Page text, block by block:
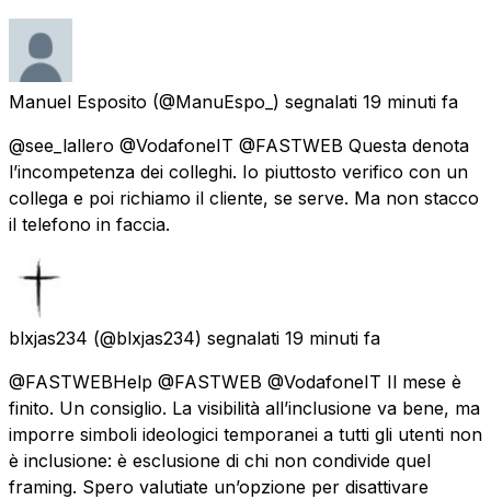
Manuel Esposito (@ManuEspo_) segnalati 19 minuti fa
@see_lallero @VodafoneIT @FASTWEB Questa denota
l’incompetenza dei colleghi. Io piuttosto verifico con un
collega e poi richiamo il cliente, se serve. Ma non stacco
il telefono in faccia.
blxjas234 (@blxjas234) segnalati 19 minuti fa
@FASTWEBHelp @FASTWEB @VodafoneIT Il mese è
finito. Un consiglio. La visibilità all’inclusione va bene, ma
imporre simboli ideologici temporanei a tutti gli utenti non
è inclusione: è esclusione di chi non condivide quel
framing. Spero valutiate un’opzione per disattivare